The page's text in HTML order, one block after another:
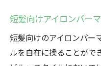
短髪向けアイロンパー
短髪向けのアイロンパー
ルを自在に操ることがで